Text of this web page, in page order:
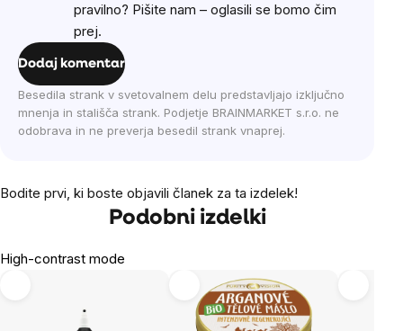
pravilno? Pišite nam – oglasili se bomo čim
prej.
Dodaj komentar
Besedila strank v svetovalnem delu predstavljajo izključno
mnenja in stališča strank. Podjetje BRAINMARKET s.r.o. ne
odobrava in ne preverja besedil strank vnaprej.
Bodite prvi, ki boste objavili članek za ta izdelek!
Podobni izdelki
High-contrast mode